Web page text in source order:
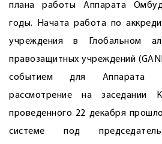
плана работы Аппарата
годы. Начата работа по
учреждения в Глобальном
правозащитных учреждений
событием для Аппарата
рассмотрение на заседании
проведенного 22 декабря
системе под